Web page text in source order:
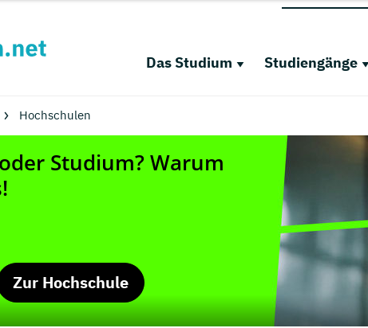
Das Studium Studiengänge
Hochschulen
Zur Hochschule